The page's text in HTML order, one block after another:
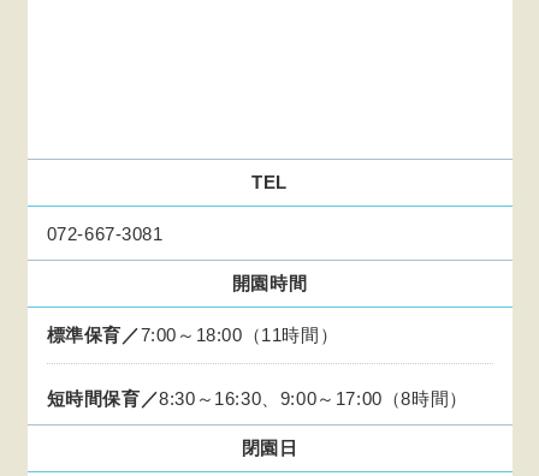
TEL
072-667-3081
開園時間
標準保育／7:00～18:00（11時間）
短時間保育／8:30～16:30、9:00～17:00（8時間）
閉園日